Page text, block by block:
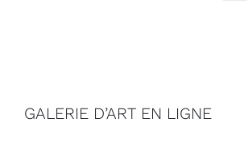
GALERIE D’ART EN LIGNE